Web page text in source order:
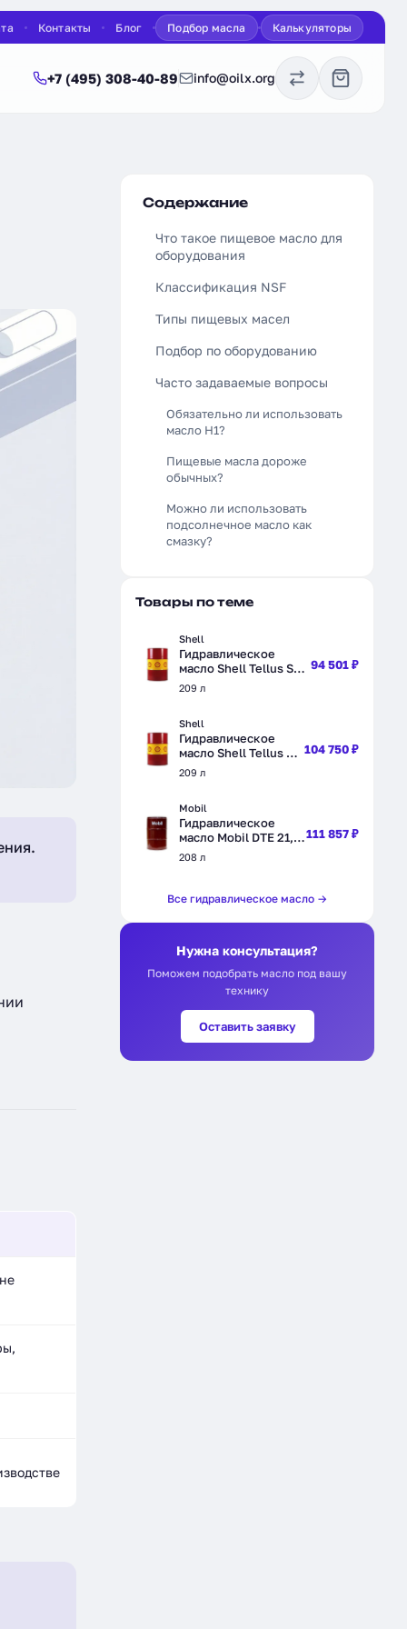
Контакты Блог Подбор масла Калькуляторы
+7 (495) 308-40-89 info@oilx.org
Содержание
Что такое пищевое масло для
оборудования
Классификация NSF
Типы пищевых масел
Подбор по оборудованию
Часто задаваемые вопросы
Обязательно ли использовать
масло H1?
Пищевые масла дороже
обычных?
Можно ли использовать
подсолнечное масло как
смазку?
Товары по теме
Shell
Гидравлическое
масло Shell Tellus S2
V 46, минеральное,
209 л
94 501 ₽
Shell
Гидравлическое
масло Shell Tellus S2
MA 46,
209 л
104 750 ₽
Mobil
Гидравлическое
масло Mobil DTE 21,
минеральное, 208 л
208 л
111 857 ₽
Все гидравлическое масло →
Нужна консультация?
Поможем подобрать масло под вашу
технику
Оставить заявку